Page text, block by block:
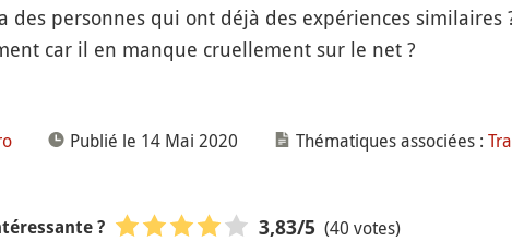
des personnes qui ont déjà des expériences
car il en manque cruellement sur le net ?
Publié le 14 Mai 2020 Thématiques associées :
? 3,83/5 (40 votes)